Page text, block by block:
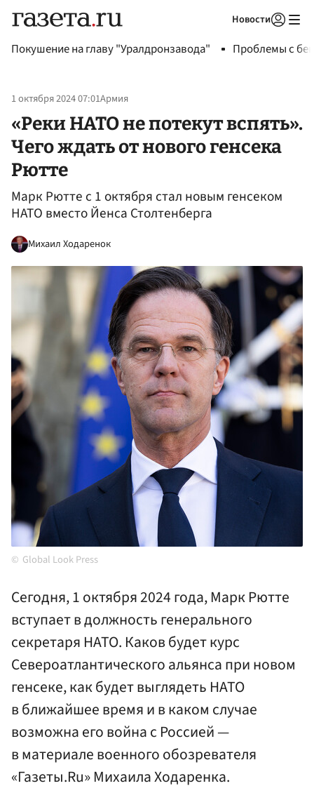
Новости
Покушение на главу "Уралдронзавода" Проблемы с
1 октября 2024 07:01Армия
«Реки НАТО не потекут вспять».
Чего ждать от нового генсека
Рютте
Марк Рютте с 1 октября стал новым генсеком
НАТО вместо Йенса Столтенберга
Михаил Ходаренок
Global Look Press
Сегодня, 1 октября 2024 года, Марк Рютте
вступает в должность генерального
секретаря НАТО. Каков будет курс
Североатлантического альянса при новом
генсеке, как будет выглядеть НАТО
в ближайшее время и в каком случае
возможна его война с Россией —
в материале военного обозревателя
«Газеты.Ru» Михаила Ходаренка.